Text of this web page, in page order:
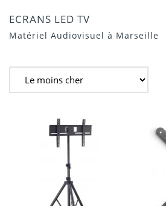
ECRANS LED TV
Matériel Audiovisuel à Marseille